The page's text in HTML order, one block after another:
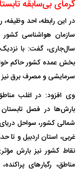
گرمای بی‌سابقه
در این رابطه، احد
سازمان هواشناسی
سال‌جاری، گفت: با
بخش عمده کشور حاکم
سرمایشی و مصرف برق نیز
وی افزود: در اغلب
بارش‌ها در فصل
شمالی کشور، سواحل
غربی، استان اردبیل و
نقاط کشور نیز بارش
مناطق، رگبار‌های